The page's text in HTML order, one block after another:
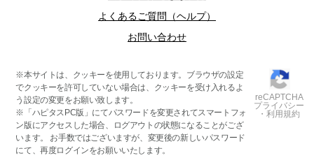
よくあるご質問（ヘルプ）
お問い合わせ
※本サイトは、クッキーを使用しております。ブラウザの設定
でクッキーを許可していない場合は、クッキーを受け入れるよ
う設定の変更をお願い致します。
※「ハピタスPC版」にてパスワードを変更されてスマートフォ
ン版にアクセスした場合、ログアウトの状態になることがござ
います。 お手数ではございますが、変更後の新しいパスワード
にて、再度ログインをお願いいたします。
reCAPTCHA
プライバシー
・利用規約